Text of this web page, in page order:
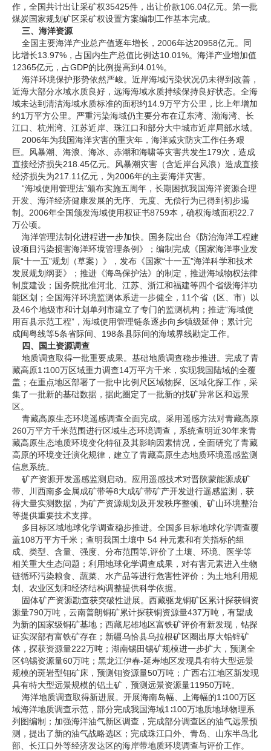
作，全国共计出让采矿权35425件，出让价款106.04亿元。第一批
煤炭国家规划矿区采矿权设置方案编制工作基本完成。
三、海洋资源
全国主要海洋产业总产值逐年增长，2006年达20958亿元。同
比增长13.97%，占国内生产总值比例达10.01%。海洋产业增加值
12365亿元，占GDP的比例提高到4.01%。
海洋环境保护形势依然严峻。近岸海域污染状况仍未得到改善，
近海大部分水域水质良好，远海海域水质持续保持良好状态。全海
域未达到清洁海域水质标准的面积约14.9万平方公里，比上年增加
约1万平方公里。严重污染海域仍主要分布在辽东湾、渤海湾、长
江口、杭州湾、江苏近岸、珠江口和部分大中城市近岸局部水域。
2006年为我国海洋灾害的重灾年，海洋减灾防灾工作任务艰
巨。风暴潮、海浪、海冰、赤潮和海啸等灾害共发生179次，造成
直接经济损失218.45亿元。风暴潮灾害（含近岸台风浪）造成直接
经济损失为217.11亿元，为2006年的主要海洋灾害。
“海域使用管理法”颁布实施五周年，长期困扰我国海洋资源合理
开发、海洋经济健康发展的无序、无度、无偿行为已得到初步遏
制。2006年全国颁发海域使用权证书8759本，确权海域面积22.7
万公顷。
海洋管理法制化进程进一步加快。国务院出台《防治海洋工程建
设项目污染损害海洋环境管理条例》；编制完成《国家海洋事业发
展“十一五”规划（草案）》，发布《国家“十一五”海洋科学和技术
发展规划纲要》；推进《海岛保护法》的制定，推进海域物权法律
制度建设；国务院批准河北、江苏、浙江和福建等四个省级海洋功
能区划；全国海洋环境监测体系进一步健全，11个省（区、市）以
及46个地级市和计划单列市建立了专门的监测机构；推进“海域使
用百县示范工程”，海域使用管理链条逐步向乡镇级延伸；累计完
成闽粤线等5条省际间、198条县际间的海域界线勘定工作。
四、国土资源调查
地质调查取得一批重要成果。基础地质调查稳步推进。完成了青
藏高原1∶100万区域重力调查14万平方千米，实现我国陆域的全覆
盖；在重点地区部署了一批中比例尺区域物探、区域化探工作，采
集了一批新的基础数据，据此圈定了一批新的找矿异常区和远景
区。
青藏高原生态环境遥感调查全面完成。采用遥感方法对青藏高原
260万平方千米范围进行区域生态环境调查，系统查明近30年来青
藏高原生态地质环境变化特征及其影响因素情况，全面研究了青藏
高原的环境变迁演化规律，建立了青藏高原生态地质环境遥感监测
信息系统。
矿产资源开发遥感监测启动。应用遥感技术对晋陕蒙能源成矿
带、川西南多金属成矿带等8大成矿带矿产开发进行遥感监测，获
得大量实测数据，为矿产资源规划及开发秩序整顿、矿山环境整治
等提供重要技术支撑。
多目标区域地球化学调查稳步推进。全国多目标地球化学调查覆
盖108万平方千米；查明我国土壤中 54 种元素和有关指标的组
成、类型、含量、强度、分布范围等,评价了土壤、环境、医学等
相关重大生态问题；利用地球化学调查成果，对有害元素进入生物
链循环污染粮食、蔬菜、水产品等进行危害性评价；为土地利用规
划、农业区划和经济结构调整提供科学依据。
固体矿产资源勘查获突破性进展。西藏驱龙铜矿区累计探获铜资
源量790万吨，云南普朗铜矿累计探获铜资源量437万吨，有望成
为新的国家级铜矿基地；西藏尼雄地区富铁矿评价有新发现，钻探
证实深部有富铁矿存在；新疆乌恰县乌拉根矿区圈出厚大铅锌矿
体，探获资源量222万吨；湖南锡田锡矿规模进一步扩大，预测全
区钨锡资源量60万吨；黑龙江伊春-延寿地区发现具有特大型远景
规模的斑岩型钼矿床，预测钼资源量50万吨；广西右江地区新发现
具有特大型远景规模的铝土矿，预测远景资源量11950万吨。
海洋地质调查取得新进展。开展海南岛幅、上海幅的1∶100万区
域海洋地质调查示范，部分完成我国海域1∶100万地质地球物理系
列图编制；加强海洋油气新区调查，完成部分调查区的油气远景预
测，提出了新的油气战略选区；完成珠江口外、青岛、山东半岛北
部、长江口外等经济发达区的海岸带地质环境调查与评价工作。